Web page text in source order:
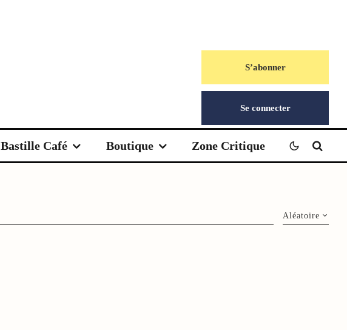
S’abonner
Se connecter
Bastille Café Boutique Zone Critique
Aléatoire